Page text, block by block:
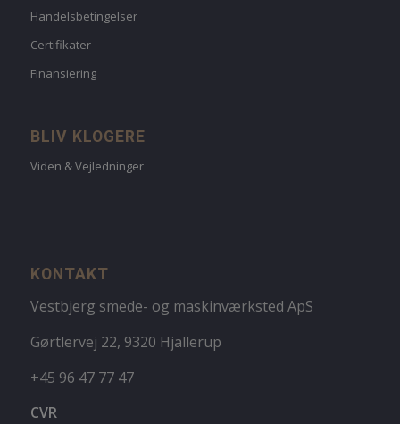
Handelsbetingelser
Certifikater
Finansiering
BLIV KLOGERE
Viden & Vejledninger
KONTAKT
Vestbjerg smede- og maskinværksted ApS
Gørtlervej 22, 9320 Hjallerup
+45 96 47 77 47
CVR